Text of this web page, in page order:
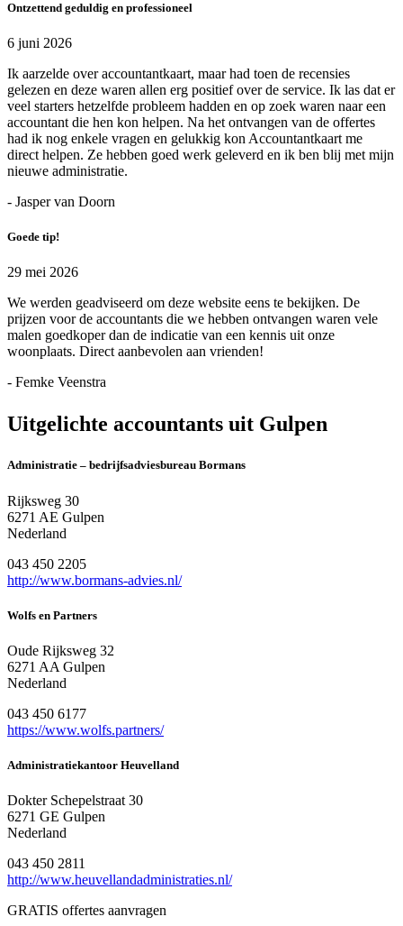
Ontzettend geduldig en professioneel
6 juni 2026
Ik aarzelde over accountantkaart, maar had toen de recensies
gelezen en deze waren allen erg positief over de service. Ik las dat er
veel starters hetzelfde probleem hadden en op zoek waren naar een
accountant die hen kon helpen. Na het ontvangen van de offertes
had ik nog enkele vragen en gelukkig kon Accountantkaart me
direct helpen. Ze hebben goed werk geleverd en ik ben blij met mijn
nieuwe administratie.
- Jasper van Doorn
Goede tip!
29 mei 2026
We werden geadviseerd om deze website eens te bekijken. De
prijzen voor de accountants die we hebben ontvangen waren vele
malen goedkoper dan de indicatie van een kennis uit onze
woonplaats. Direct aanbevolen aan vrienden!
- Femke Veenstra
Uitgelichte accountants uit Gulpen
Administratie – bedrijfsadviesbureau Bormans
Rijksweg 30
6271 AE Gulpen
Nederland
043 450 2205
http://www.bormans-advies.nl/
Wolfs en Partners
Oude Rijksweg 32
6271 AA Gulpen
Nederland
043 450 6177
https://www.wolfs.partners/
Administratiekantoor Heuvelland
Dokter Schepelstraat 30
6271 GE Gulpen
Nederland
043 450 2811
http://www.heuvellandadministraties.nl/
GRATIS offertes aanvragen